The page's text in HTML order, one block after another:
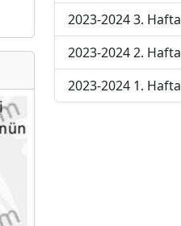
2023-2024 3. Hafta
2023-2024 2. Hafta
2023-2024 1. Hafta